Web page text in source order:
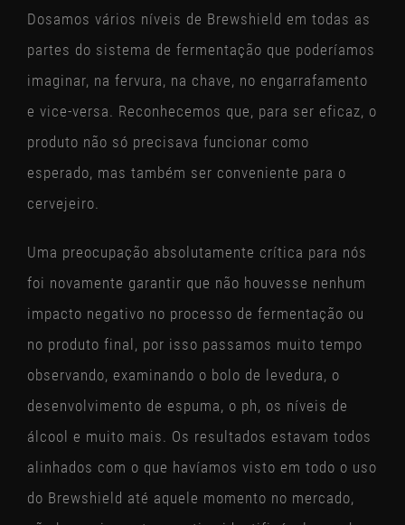
Dosamos vários níveis de Brewshield em todas as
partes do sistema de fermentação que poderíamos
imaginar, na fervura, na chave, no engarrafamento
e vice-versa. Reconhecemos que, para ser eficaz, o
produto não só precisava funcionar como
esperado, mas também ser conveniente para o
cervejeiro.
Uma preocupação absolutamente crítica para nós
foi novamente garantir que não houvesse nenhum
impacto negativo no processo de fermentação ou
no produto final, por isso passamos muito tempo
observando, examinando o bolo de levedura, o
desenvolvimento de espuma, o ph, os níveis de
álcool e muito mais. Os resultados estavam todos
alinhados com o que havíamos visto em todo o uso
do Brewshield até aquele momento no mercado,